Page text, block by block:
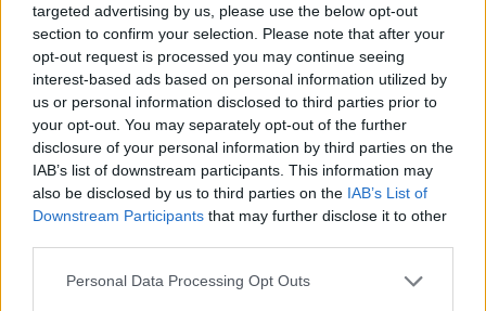
targeted advertising by us, please use the below opt-out
section to confirm your selection. Please note that after your
opt-out request is processed you may continue seeing
interest-based ads based on personal information utilized by
us or personal information disclosed to third parties prior to
your opt-out. You may separately opt-out of the further
disclosure of your personal information by third parties on the
IAB’s list of downstream participants. This information may
also be disclosed by us to third parties on the IAB’s List of
Downstream Participants that may further disclose it to other
Personal Data Processing Opt Outs